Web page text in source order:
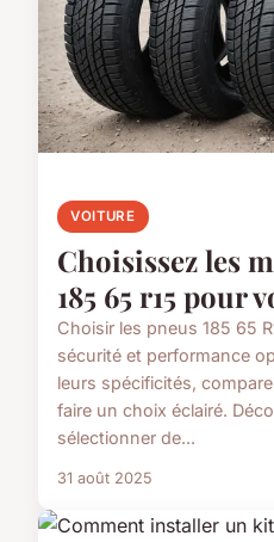
VOITURE
Choisissez les
185 65 r15 pour
Choisir les pneus 185 65
sécurité et performance
leurs spécificités,
faire un choix éclairé.
sélectionner de...
31 août 2025